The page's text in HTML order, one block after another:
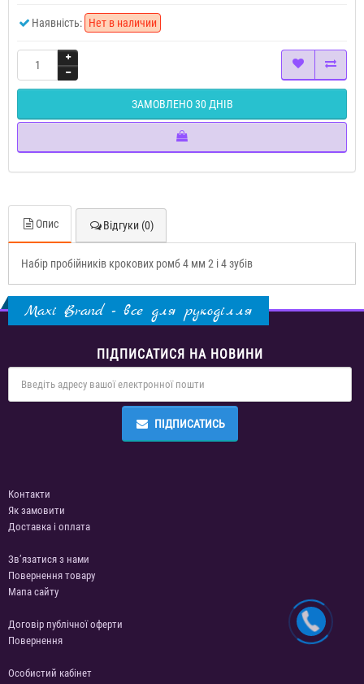
Наявність: Нет в наличии
ЗАМОВЛЕНО 30 ДНІВ
Опис Відгуки (0)
Набір пробійників крокових ромб 4 мм 2 і 4 зубів
Maxi Brand - все для рукоділля
ПІДПИСАТИСЯ НА НОВИНИ
ПІДПИСАТИСЬ
Контакти
Як замовити
Доставка і оплата
Зв’язатися з нами
Повернення товару
Мапа сайту
Договір публічної оферти
Повернення
Особистий кабінет